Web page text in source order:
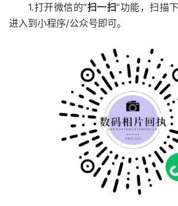
1.打开微信的“扫一扫”功能，扫描
进入到小程序/公众号即可。